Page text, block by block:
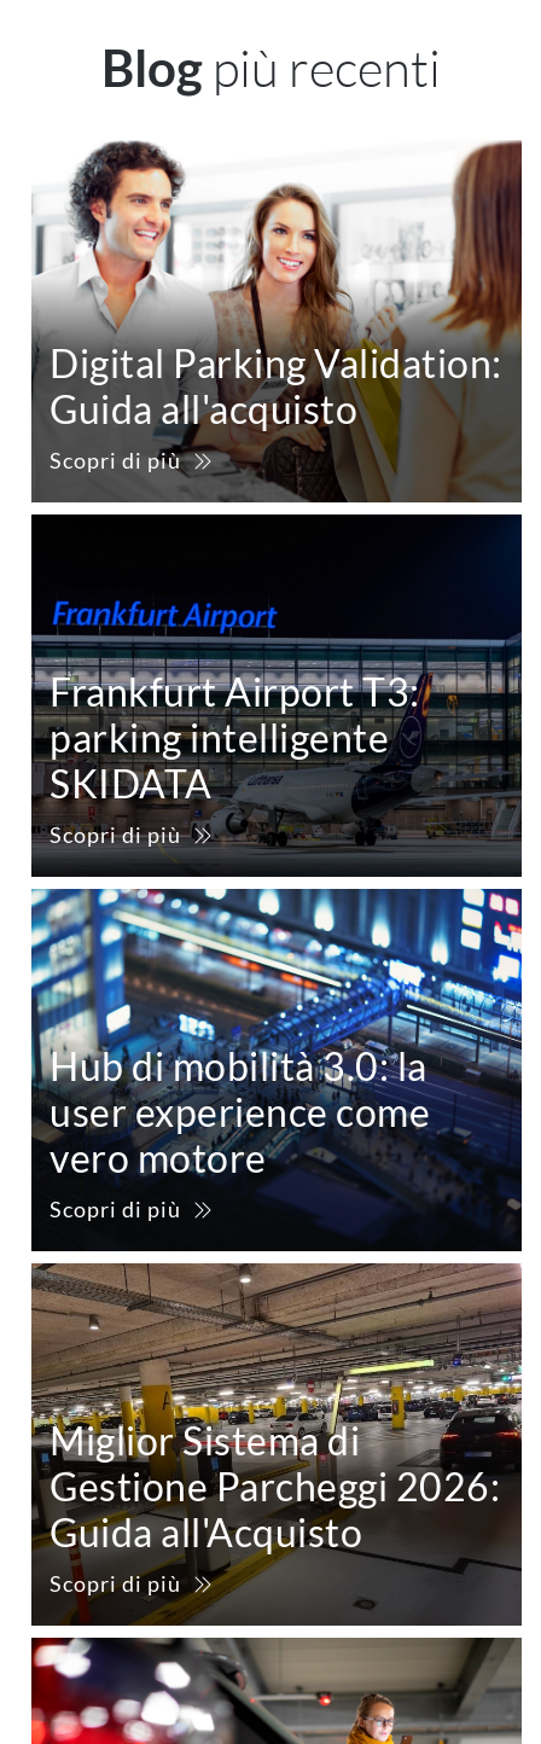
Blogpiù recenti
Digital Parking Validation:
Guida all'acquisto
Scopri di più
Frankfurt Airport T3:
parking intelligente
SKIDATA
Scopri di più
Hub di mobilità 3.0: la
user experience come
vero motore
Scopri di più
Miglior Sistema di
Gestione Parcheggi 2026:
Guida all'Acquisto
Scopri di più